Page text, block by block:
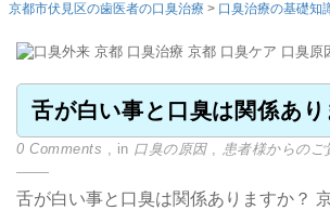
京都市伏見区の歯医者の口臭治療 > 口臭治療の基礎知
舌が白い事と口臭は関係あり
0 Comments , in 口臭の原因, 患者様からのご
舌が白い事と口臭は関係ありますか？